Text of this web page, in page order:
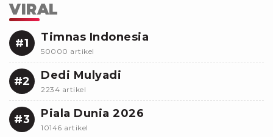
VIRAL
#1 Timnas Indonesia
50000 artikel
#2 Dedi Mulyadi
2234 artikel
#3 Piala Dunia 2026
10146 artikel